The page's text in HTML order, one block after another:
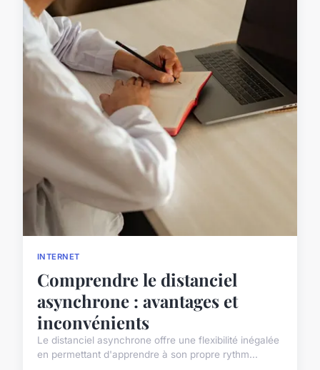
INTERNET
Comprendre le distanciel
asynchrone : avantages et
inconvénients
Le distanciel asynchrone offre une flexibilité inégalée
en permettant d'apprendre à son propre rythm...